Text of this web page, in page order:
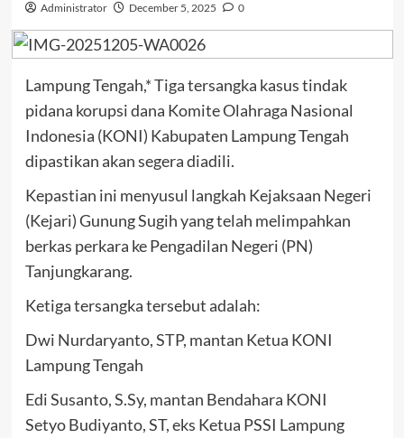
Administrator December 5, 2025 0
Lampung Tengah,* Tiga tersangka kasus tindak
pidana korupsi dana Komite Olahraga Nasional
Indonesia (KONI) Kabupaten Lampung Tengah
dipastikan akan segera diadili.
Kepastian ini menyusul langkah Kejaksaan Negeri
(Kejari) Gunung Sugih yang telah melimpahkan
berkas perkara ke Pengadilan Negeri (PN)
Tanjungkarang.
Ketiga tersangka tersebut adalah:
Dwi Nurdaryanto, STP, mantan Ketua KONI
Lampung Tengah
Edi Susanto, S.Sy, mantan Bendahara KONI
Setyo Budiyanto, ST, eks Ketua PSSI Lampung